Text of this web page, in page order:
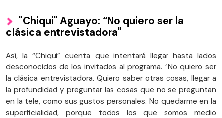
"Chiqui" Aguayo: “No quiero ser la
clásica entrevistadora"
Así, la “Chiqui” cuenta que intentará llegar hasta lados
desconocidos de los invitados al programa. “No quiero ser
la clásica entrevistadora. Quiero saber otras cosas, llegar a
la profundidad y preguntar las cosas que no se preguntan
en la tele, como sus gustos personales. No quedarme en la
superficialidad, porque todos los que somos medio